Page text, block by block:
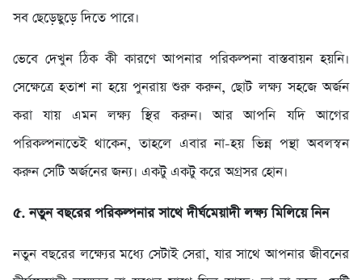
সব ছেড়েছুড়ে দিতে পারে।
ভেবে দেখুন ঠিক কী কারণে আপনার পরিকল্পনা বাস্তবায়ন হয়নি।
সেক্ষেত্রে হতাশ না হয়ে পুনরায় শুরু করুন, ছোট লক্ষ্য সহজে অর্জন
করা যায় এমন লক্ষ্য স্থির করুন। আর আপনি যদি আগের
পরিকল্পনাতেই থাকেন, তাহলে এবার না-হয় ভিন্ন পন্থা অবলস্বন
করুন সেটি অর্জনের জন্য। একটু একটু করে অগ্রসর হোন।
৫. নতুন বছরের পরিকল্পনার সাথে দীর্ঘমেয়াদী লক্ষ্য মিলিয়ে নিন
নতুন বছরের লক্ষ্যের মধ্যে সেটাই সেরা, যার সাথে আপনার জীবনের